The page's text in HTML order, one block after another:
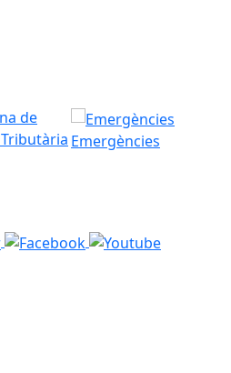
Emergències